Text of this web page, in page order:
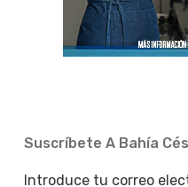
Suscríbete A Bahía
Introduce tu correo